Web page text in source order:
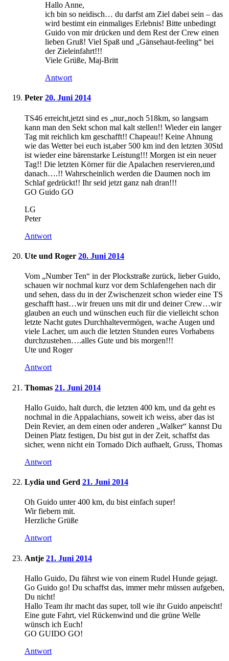
Hallo Anne,
ich bin so neidisch… du darfst am Ziel dabei sein – das
wird bestimt ein einmaliges Erlebnis! Bitte unbedingt
Guido von mir drücken und dem Rest der Crew einen
lieben Gruß! Viel Spaß und „Gänsehaut-feeling“ bei
der Zieleinfahrt!!!
Viele Grüße, Maj-Britt
Antwort
Peter 20. Juni 2014
TS46 erreicht,jetzt sind es „nur„noch 518km, so langsam
kann man den Sekt schon mal kalt stellen!! Wieder ein langer
Tag mit reichlich km geschafft!! Chapeau!! Keine Ahnung
wie das Wetter bei euch ist,aber 500 km ind den letzten 30Std
ist wieder eine bärenstarke Leistung!!! Morgen ist ein neuer
Tag!! Die letzten Körner für die Apalachen reservieren,und
danach….!! Wahrscheinlich werden die Daumen noch im
Schlaf gedrückt!! Ihr seid jetzt ganz nah dran!!!
GO Guido GO
LG
Peter
Antwort
Ute und Roger 20. Juni 2014
Vom „Number Ten“ in der Plockstraße zurück, lieber Guido,
schauen wir nochmal kurz vor dem Schlafengehen nach dir
und sehen, dass du in der Zwischenzeit schon wieder eine TS
geschafft hast…wir freuen uns mit dir und deiner Crew…wir
glauben an euch und wünschen euch für die vielleicht schon
letzte Nacht gutes Durchhaltevermögen, wache Augen und
viele Lacher, um auch die letzten Stunden eures Vorhabens
durchzustehen….alles Gute und bis morgen!!!
Ute und Roger
Antwort
Thomas 21. Juni 2014
Hallo Guido, halt durch, die letzten 400 km, und da geht es
nochmal in die Appalachians, soweit ich weiss, aber das ist
Dein Revier, an dem einen oder anderen „Walker“ kannst Du
Deinen Platz festigen, Du bist gut in der Zeit, schaffst das
sicher, wenn nicht ein Tornado Dich aufhaelt, Gruss, Thomas
Antwort
Lydia und Gerd 21. Juni 2014
Oh Guido unter 400 km, du bist einfach super!
Wir fiebern mit.
Herzliche Grüße
Antwort
Antje 21. Juni 2014
Hallo Guido, Du fährst wie von einem Rudel Hunde gejagt.
Go Guido go! Du schaffst das, immer mehr müssen aufgeben,
Du nicht!
Hallo Team ihr macht das super, toll wie ihr Guido anpeischt!
Eine gute Fahrt, viel Rückenwind und die grüne Welle
wünsch ich Euch!
GO GUIDO GO!
Antwort